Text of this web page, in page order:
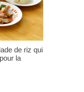
de riz qui
la